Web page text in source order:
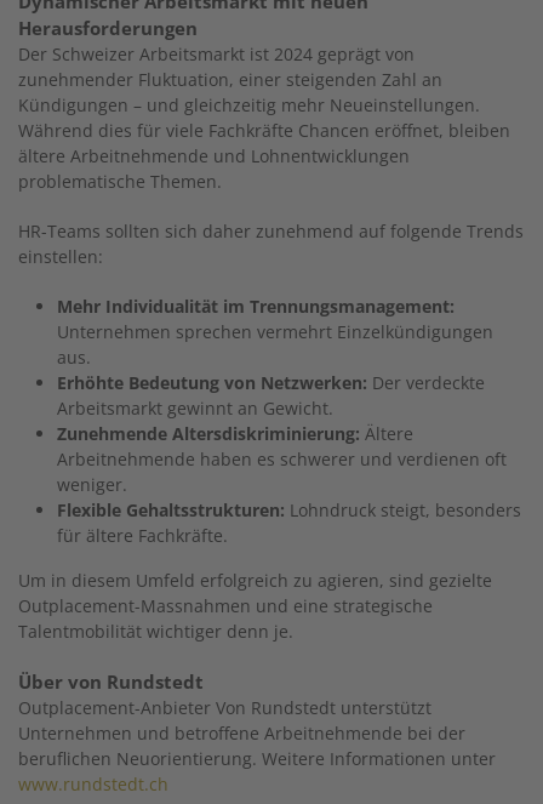
Herausforderungen
Der Schweizer Arbeitsmarkt ist 2024 geprägt von
zunehmender Fluktuation, einer steigenden Zahl an
Kündigungen – und gleichzeitig mehr Neueinstellungen.
Während dies für viele Fachkräfte Chancen eröffnet, bleiben
ältere Arbeitnehmende und Lohnentwicklungen
problematische Themen.
HR-Teams sollten sich daher zunehmend auf folgende Trends
einstellen:
Mehr Individualität im Trennungsmanagement:
Unternehmen sprechen vermehrt Einzelkündigungen
aus.
Erhöhte Bedeutung von Netzwerken: Der verdeckte
Arbeitsmarkt gewinnt an Gewicht.
Zunehmende Altersdiskriminierung: Ältere
Arbeitnehmende haben es schwerer und verdienen oft
weniger.
Flexible Gehaltsstrukturen: Lohndruck steigt, besonders
für ältere Fachkräfte.
Um in diesem Umfeld erfolgreich zu agieren, sind gezielte
Outplacement-Massnahmen und eine strategische
Talentmobilität wichtiger denn je.
Über von Rundstedt
Outplacement-Anbieter Von Rundstedt unterstützt
Unternehmen und betroffene Arbeitnehmende bei der
beruflichen Neuorientierung. Weitere Informationen unter
www.rundstedt.ch